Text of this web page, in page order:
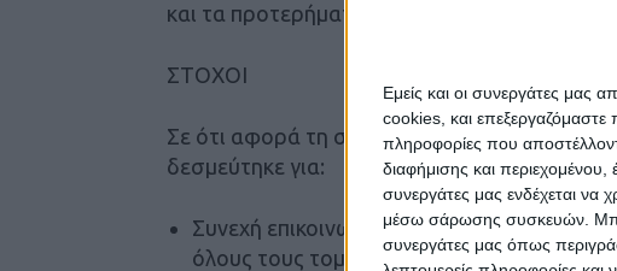
Εμείς και οι συνεργάτες
cookies, και
πληροφορίες που
διαφήμισης και
συνεργάτες μας ενδέχεται να
μέσω σάρωσης συσκευών.
συνεργάτες μας όπως
και τα προτερήματα των επαγγελματιών του
ΣΤΟΧΟΙ
Σε ότι αφορά τη στοχοθεσία του «Ανοιχτού
δεσμεύτηκε για:
Συνεχή επικοινωνία και ενημέρωση με όλα
όλους τους τομείς